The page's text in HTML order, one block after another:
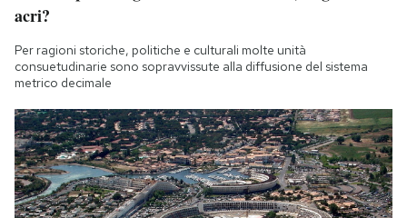
Esci
acri?
Per ragioni storiche, politiche e culturali molte unità
consuetudinarie sono sopravvissute alla diffusione del sistema
metrico decimale